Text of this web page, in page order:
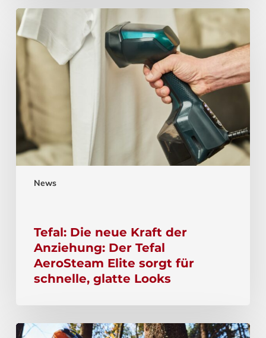
News
Tefal: Die neue Kraft der
Anziehung: Der Tefal
AeroSteam Elite sorgt für
schnelle, glatte Looks